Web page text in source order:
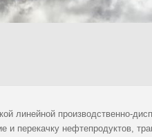
линейной производственно-
и перекачку нефтепродуктов,